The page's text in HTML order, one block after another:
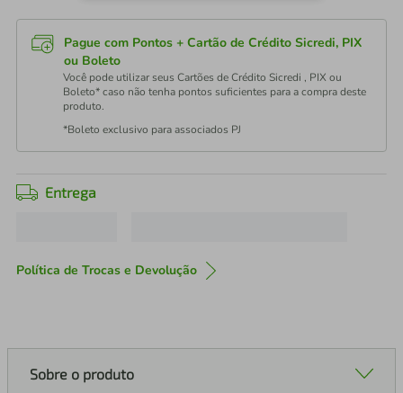
Pague com Pontos + Cartão de Crédito Sicredi, PIX
ou Boleto
Você pode utilizar seus Cartões de Crédito Sicredi , PIX ou
Boleto* caso não tenha pontos suficientes para a compra deste
produto.
*Boleto exclusivo para associados PJ
Entrega
Política de Trocas e Devolução
Sobre o produto